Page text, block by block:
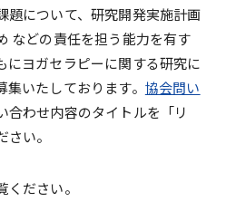
題について、研究開発実施計画
などの責任を担う能力を有す
にヨガセラピーに関する研究に
いたしております。 協会問い
合わせ内容のタイトルを「リ
い。
ださい。